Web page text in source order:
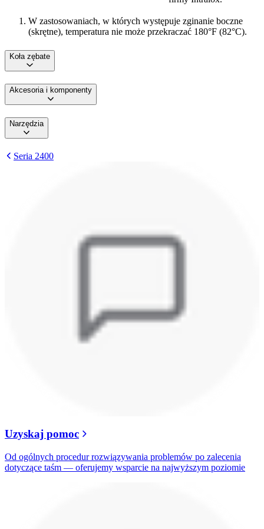
W zastosowaniach, w których występuje zginanie boczne
(skrętne), temperatura nie może przekraczać 180°F (82°C).
Koła zębate
Akcesoria i komponenty
Narzędzia
Seria 2400
Uzyskaj pomoc
Od ogólnych procedur rozwiązywania problemów po zalecenia
dotyczące taśm — oferujemy wsparcie na najwyższym poziomie